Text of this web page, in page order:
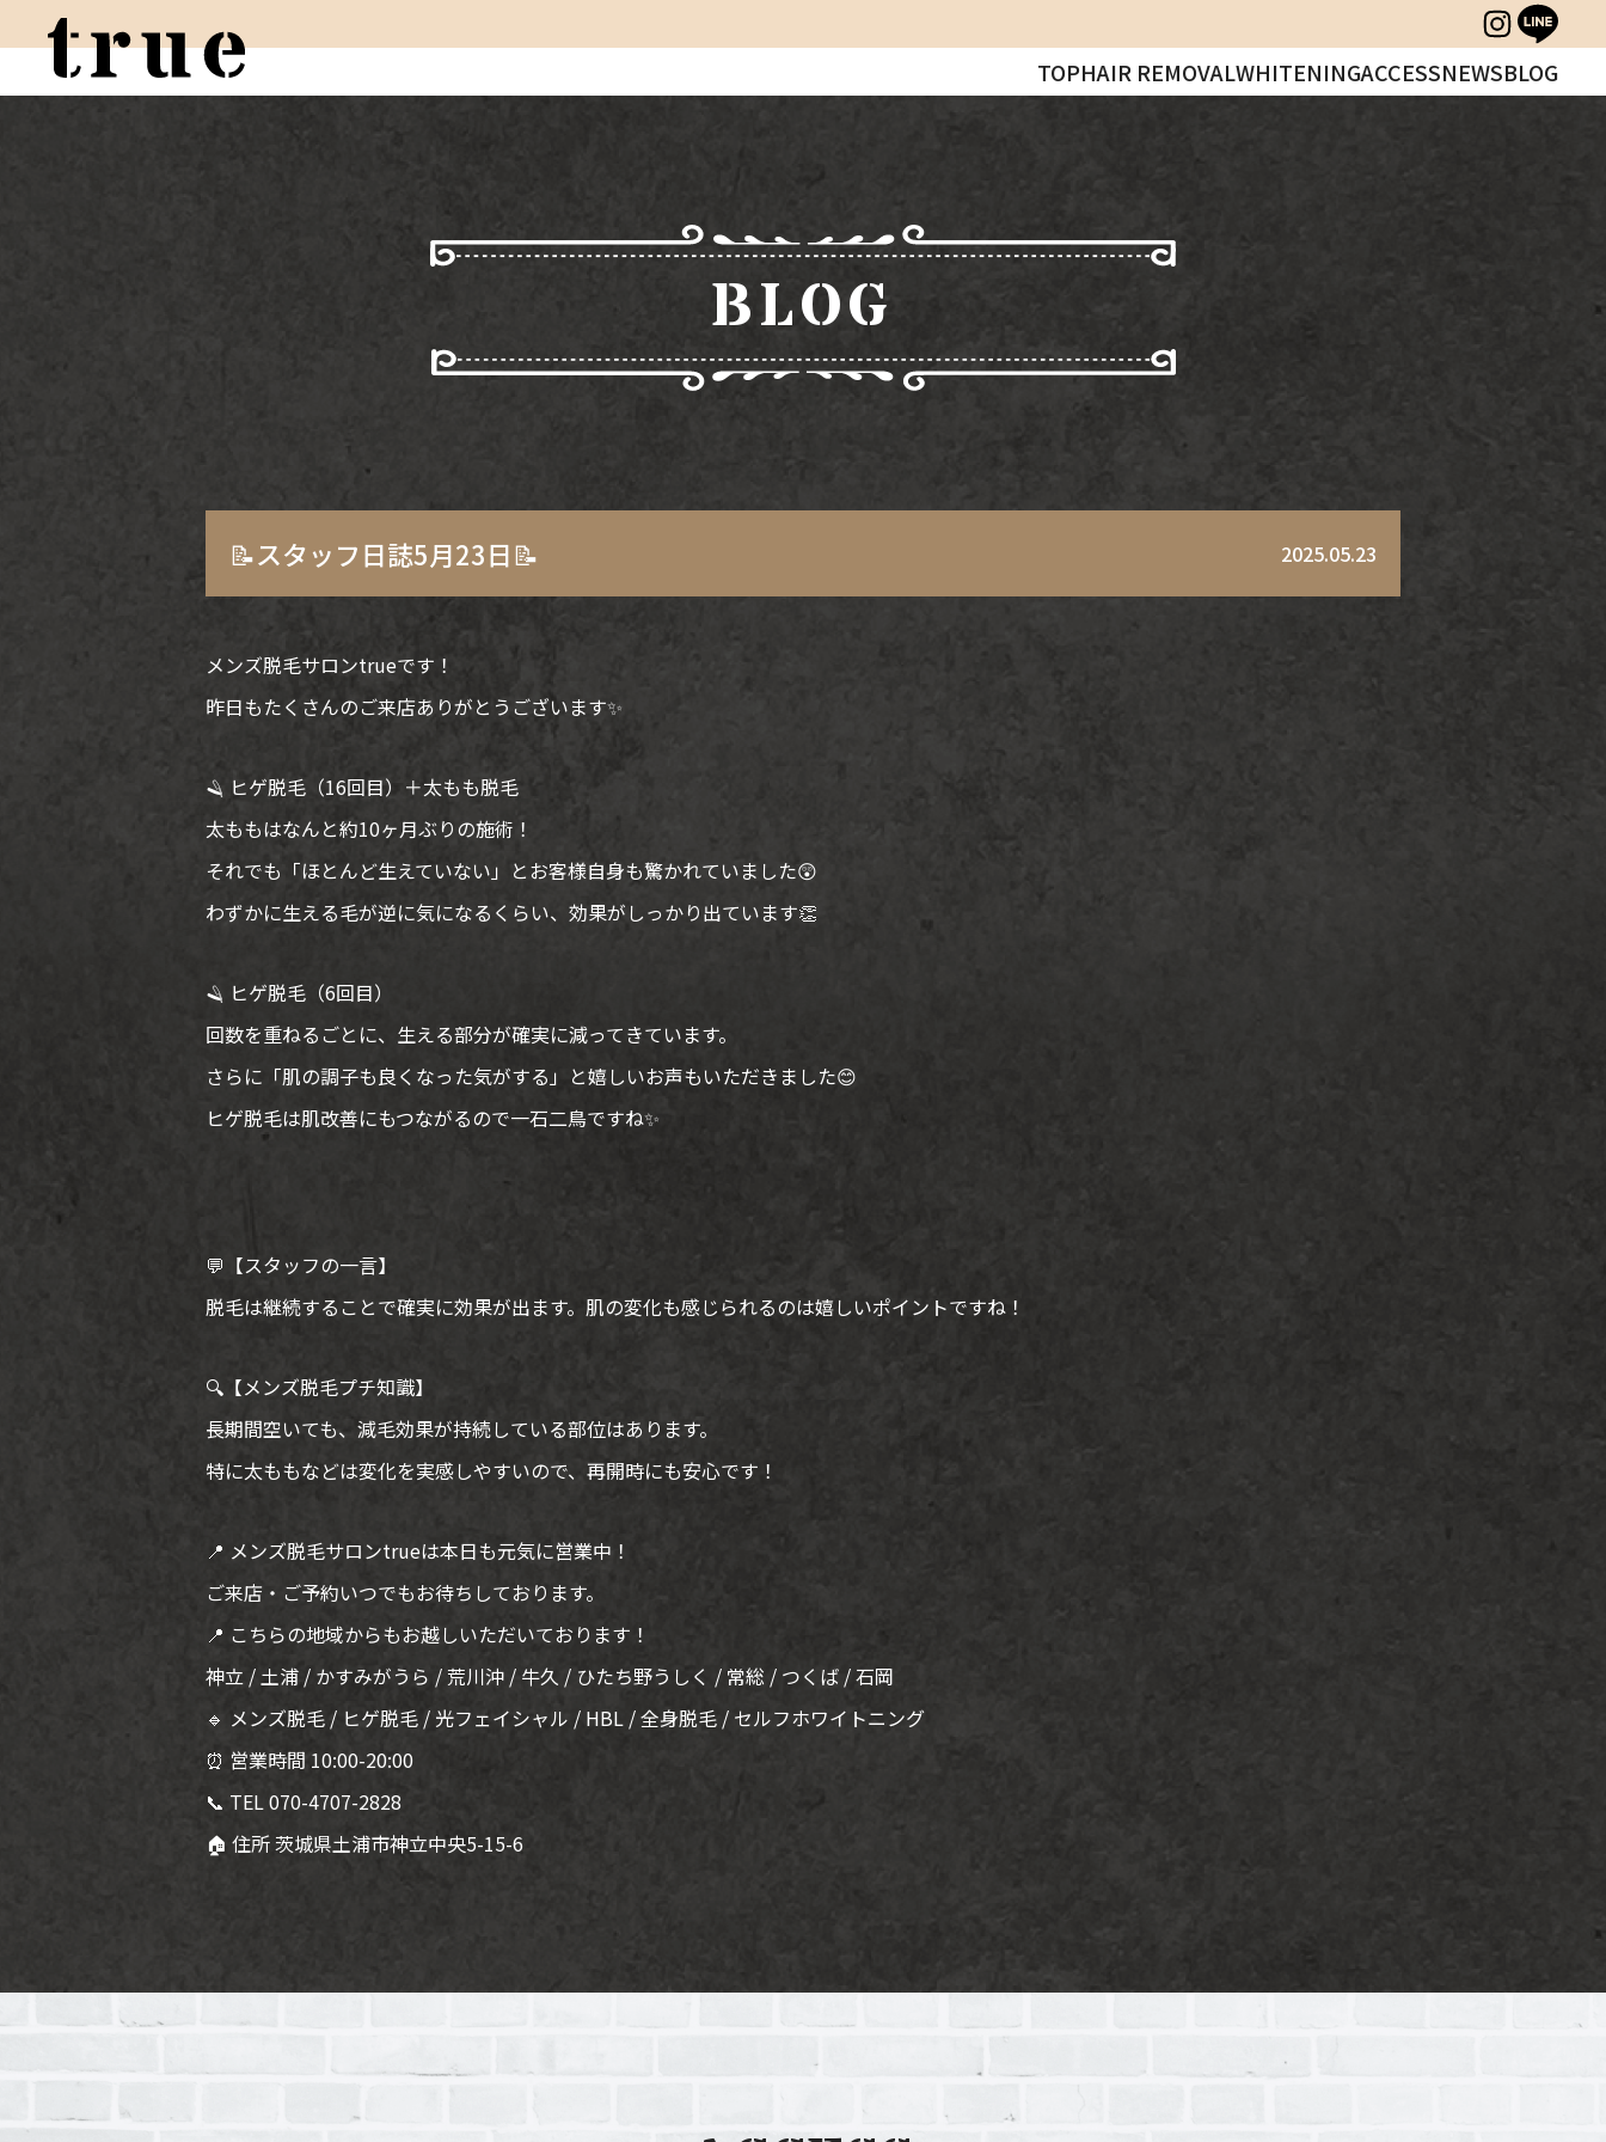
TOPHAIR REMOVALWHITENINGACCESSNEWSBLOG
BLOG
📝スタッフ日誌5月23日📝 2025.05.23
メンズ脱毛サロンtrueです！
昨日もたくさんのご来店ありがとうございます✨
🪒 ヒゲ脱毛（16回目）＋太もも脱毛
太ももはなんと約10ヶ月ぶりの施術！
それでも「ほとんど生えていない」とお客様自身も驚かれていました😲
わずかに生える毛が逆に気になるくらい、効果がしっかり出ています👏
🪒 ヒゲ脱毛（6回目）
回数を重ねるごとに、生える部分が確実に減ってきています。
さらに「肌の調子も良くなった気がする」と嬉しいお声もいただきました😊
ヒゲ脱毛は肌改善にもつながるので一石二鳥ですね✨
💬【スタッフの一言】
脱毛は継続することで確実に効果が出ます。肌の変化も感じられるのは嬉しいポイントですね！
🔍【メンズ脱毛プチ知識】
長期間空いても、減毛効果が持続している部位はあります。
特に太ももなどは変化を実感しやすいので、再開時にも安心です！
📍 メンズ脱毛サロンtrueは本日も元気に営業中！
ご来店・ご予約いつでもお待ちしております。
📍 こちらの地域からもお越しいただいております！
神立 / 土浦 / かすみがうら / 荒川沖 / 牛久 / ひたち野うしく / 常総 / つくば / 石岡
🔹 メンズ脱毛 / ヒゲ脱毛 / 光フェイシャル / HBL / 全身脱毛 / セルフホワイトニング
⏰ 営業時間 10:00-20:00
📞 TEL 070-4707-2828
🏠 住所 茨城県土浦市神立中央5-15-6